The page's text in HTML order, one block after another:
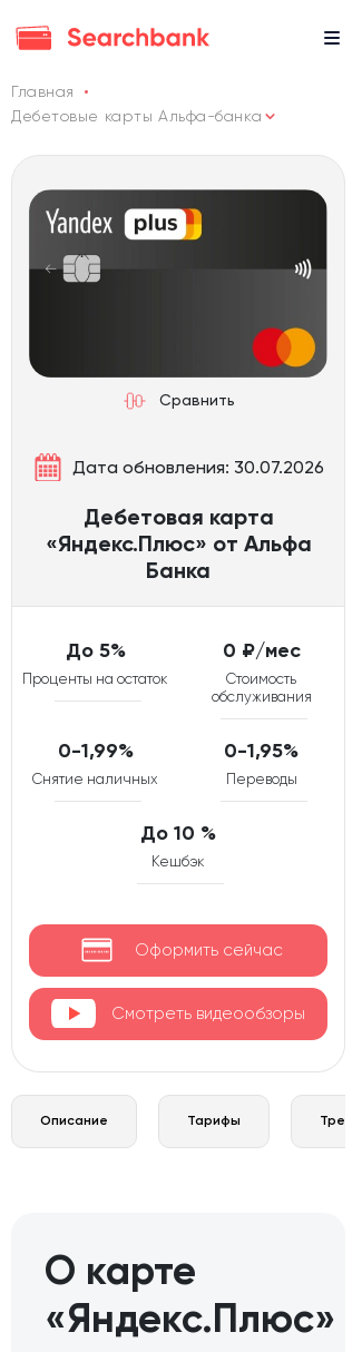
Главная
Дебетовые карты Альфа-банка
Сравнить
Дата обновления: 30.07.2026
Дебетовая карта
«Яндекс.Плюс» от Альфа
Банка
До 5%
Проценты на остаток
0 ₽/мес
Стоимость
обслуживания
0-1,99%
Снятие наличных
0-1,95%
Переводы
До 10 %
Кешбэк
Оформить сейчас
Смотреть видеообзоры
Описание Тарифы
О карте
«Яндекс.Плюс»